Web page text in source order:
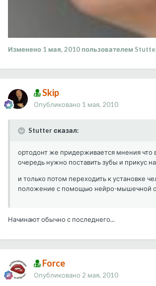
Изменено 1 мая, 2010пользователем
Skip
Опубликовано 1 мая, 2010
Stutter сказал:
ортодонт же придерживается мнения что
очередь нужно поставить зубы и прикус
и только потом переходить к установке
положение с помощью нейро-мышечной
Начинают обычно с последнего...
Force
Опубликовано 2 мая, 2010